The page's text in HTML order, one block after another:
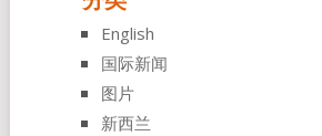
English
国际新闻
图片
新西兰